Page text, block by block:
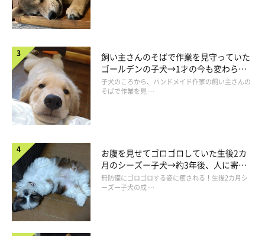
【柴距離(ｼﾊﾞｷｮﾘ)】‥柴犬独特の「相手との距離感」の
ことを意味する。
#柴犬を崇めよ#柴犬用語辞典
pic.twitter.com/o4soAUC0R1
— 柴犬ロペさん (@mofushibarope)
飼い主さんのそばで作業を見守っていた
ゴールデンの子犬→1才の今も変わらな
い“見守り隊”の姿にほっこり
子犬のころから、ハンドメイド作家の飼い主さんの
そばで作業を見 …
お腹を見せてゴロゴロしていた生後2カ
月のシーズー子犬→約3年後、人に寄り
添う優しいコに成長した姿にほっこり
無防備にゴロゴロする姿に癒される！生後2カ月シ
ーズー子犬の成 …